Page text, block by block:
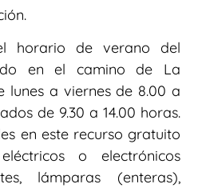
horario de verano del
en el camino de La
lunes a viernes de 8.00 a
de 9.30 a 14.00 horas.
en este recurso gratuito
o electrónicos
lámparas (enteras),